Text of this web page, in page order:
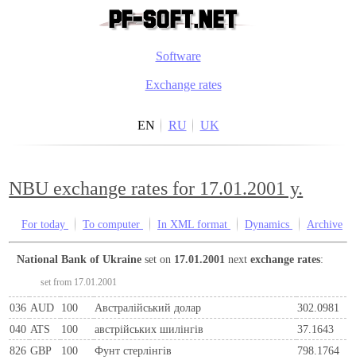
Software
Exchange rates
EN RU UK
NBU exchange rates for 17.01.2001 y.
For today To computer In XML format Dynamics Archive
National Bank of Ukraine set on 17.01.2001 nextexchange rates:
set from 17.01.2001
036 AUD 100 Австралійський долар
302.0981
040 ATS 100 австрiйських шилiнгiв
37.1643
826 GBP 100 Фунт стерлінгів
798.1764